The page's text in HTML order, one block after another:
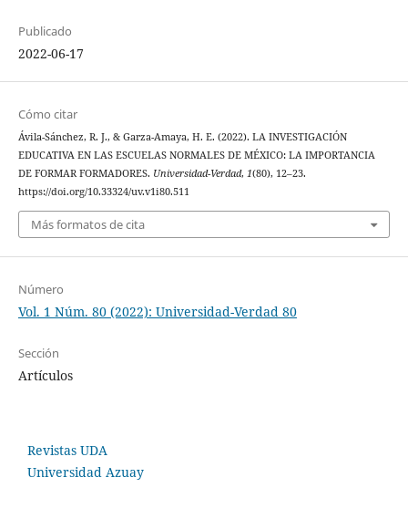
Publicado
2022-06-17
Cómo citar
Ávila-Sánchez, R. J., & Garza-Amaya, H. E. (2022). LA INVESTIGACIÓN
EDUCATIVA EN LAS ESCUELAS NORMALES DE MÉXICO: LA IMPORTANCIA
DE FORMAR FORMADORES. Universidad-Verdad, 1(80), 12–23.
https://doi.org/10.33324/uv.v1i80.511
Más formatos de cita
Número
Vol. 1 Núm. 80 (2022): Universidad-Verdad 80
Sección
Artículos
Revistas UDA
Universidad Azuay